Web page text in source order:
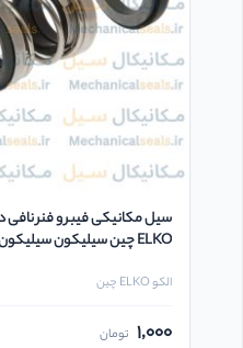
ELKO چین سیلیکون سیلیکون سایز 18 میلیمتر
الکو ELKO چین
1,000 تومان